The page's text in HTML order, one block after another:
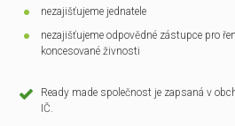
nezajišťujeme jednatele
nezajišťujeme odpovědné zástupce pro
koncesované živnosti
Ready made společnost je zapsaná v
IČ.